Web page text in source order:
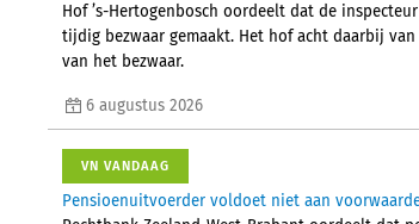
Hof ’s-Hertogenbosch oordeelt dat de
tijdig bezwaar gemaakt. Het hof acht daarbij
van het bezwaar.
6 augustus 2026
VN VANDAAG
Pensioenuitvoerder voldoet niet aan